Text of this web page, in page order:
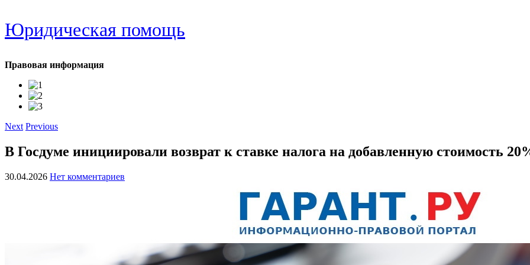
Юридическая помощь
Правовая информация
Next Previous
В Госдуме инициировали возврат к ставке налога на добавленную стоимость
30.04.2026 Нет комментариев